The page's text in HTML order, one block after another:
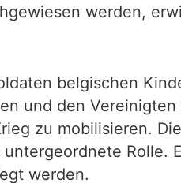
werden,
belgischen
und den
zu mobilisieren.
Rolle.
werden.